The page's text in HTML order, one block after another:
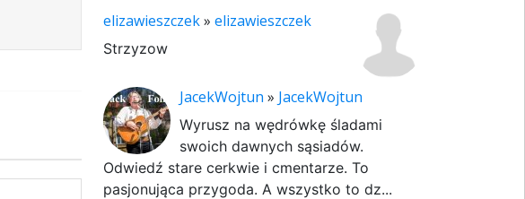
elizawieszczek» elizawieszczek
Strzyzow
JacekWojtun » JacekWojtun
Wyrusz na wędrówkę śladami
swoich dawnych sąsiadów.
Odwiedź stare cerkwie i cmentarze. To
pasjonująca przygoda. A wszystko to dz...